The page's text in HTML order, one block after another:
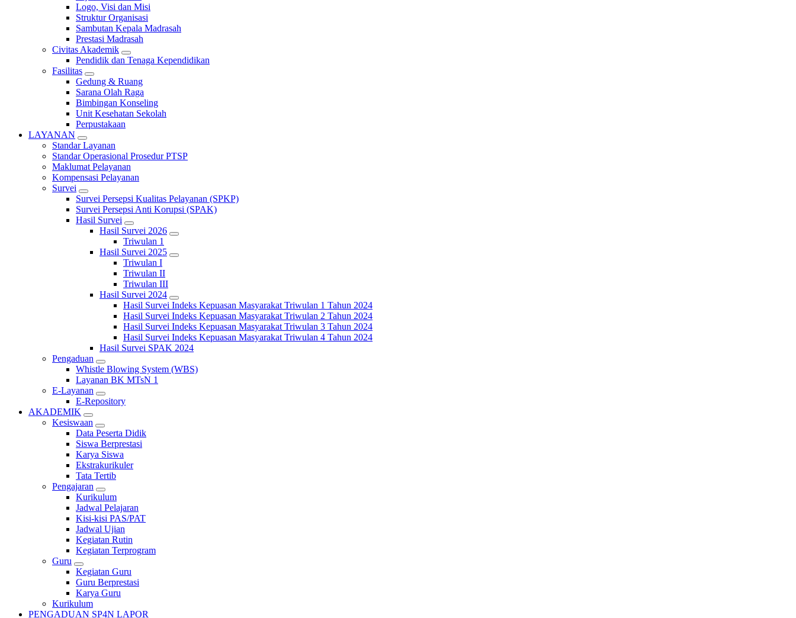
Logo, Visi dan Misi
Struktur Organisasi
Sambutan Kepala Madrasah
Prestasi Madrasah
Civitas Akademik
Pendidik dan Tenaga Kependidikan
Fasilitas
Gedung & Ruang
Sarana Olah Raga
Bimbingan Konseling
Unit Kesehatan Sekolah
Perpustakaan
LAYANAN
Standar Layanan
Standar Operasional Prosedur PTSP
Maklumat Pelayanan
Kompensasi Pelayanan
Survei
Survei Persepsi Kualitas Pelayanan (SPKP)
Survei Persepsi Anti Korupsi (SPAK)
Hasil Survei
Hasil Survei 2026
Triwulan 1
Hasil Survei 2025
Triwulan I
Triwulan II
Triwulan III
Hasil Survei 2024
Hasil Survei Indeks Kepuasan Masyarakat Triwulan 1 Tahun 2024
Hasil Survei Indeks Kepuasan Masyarakat Triwulan 2 Tahun 2024
Hasil Survei Indeks Kepuasan Masyarakat Triwulan 3 Tahun 2024
Hasil Survei Indeks Kepuasan Masyarakat Triwulan 4 Tahun 2024
Hasil Survei SPAK 2024
Pengaduan
Whistle Blowing System (WBS)
Layanan BK MTsN 1
E-Layanan
E-Repository
AKADEMIK
Kesiswaan
Data Peserta Didik
Siswa Berprestasi
Karya Siswa
Ekstrakurikuler
Tata Tertib
Pengajaran
Kurikulum
Jadwal Pelajaran
Kisi-kisi PAS/PAT
Jadwal Ujian
Kegiatan Rutin
Kegiatan Terprogram
Guru
Kegiatan Guru
Guru Berprestasi
Karya Guru
Kurikulum
PENGADUAN SP4N LAPOR